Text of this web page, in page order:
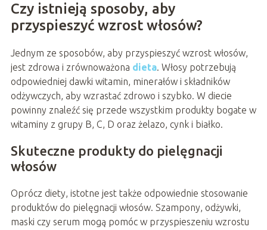
Czy istnieją sposoby, aby
przyspieszyć wzrost włosów?
Jednym ze sposobów, aby przyspieszyć wzrost włosów,
jest zdrowa i zrównoważona dieta. Włosy potrzebują
odpowiedniej dawki witamin, minerałów i składników
odżywczych, aby wzrastać zdrowo i szybko. W diecie
powinny znaleźć się przede wszystkim produkty bogate w
witaminy z grupy B, C, D oraz żelazo, cynk i białko.
Skuteczne produkty do pielęgnacji
włosów
Oprócz diety, istotne jest także odpowiednie stosowanie
produktów do pielęgnacji włosów. Szampony, odżywki,
maski czy serum mogą pomóc w przyspieszeniu wzrostu